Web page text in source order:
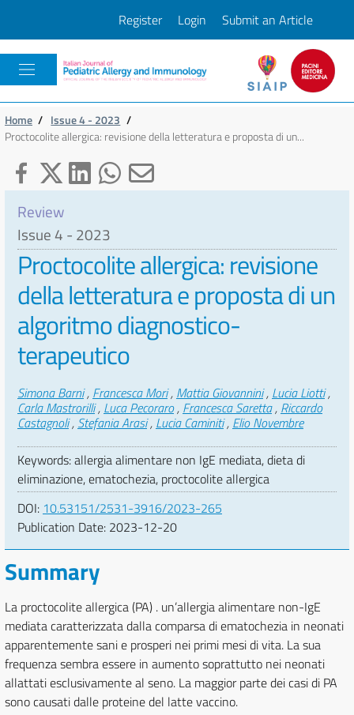
Register Login Submit an Article
Pacini
Home / Issue 4 - 2023 /
Proctocolite allergica: revisione della letteratura e proposta di un...
Review
Issue 4 - 2023
Proctocolite allergica: revisione
della letteratura e proposta di un
algoritmo diagnostico-
terapeutico
Authors
Simona Barni, Francesca Mori, Mattia Giovannini, Lucia Liotti,
Carla Mastrorilli, Luca Pecoraro, Francesca Saretta, Riccardo
Castagnoli, Stefania Arasi, Lucia Caminiti, Elio Novembre
Keywords: allergia alimentare non IgE mediata, dieta di
eliminazione, ematochezia, proctocolite allergica
DOI: 10.53151/2531-3916/2023-265
Publication Date: 2023-12-20
Summary
La proctocolite allergica (PA) . un’allergia alimentare non-IgE
mediata caratterizzata dalla comparsa di ematochezia in neonati
apparentemente sani e prosperi nei primi mesi di vita. La sua
frequenza sembra essere in aumento soprattutto nei neonati
allattati esclusivamente al seno. La maggior parte dei casi di PA
sono causati dalle proteine del latte vaccino.